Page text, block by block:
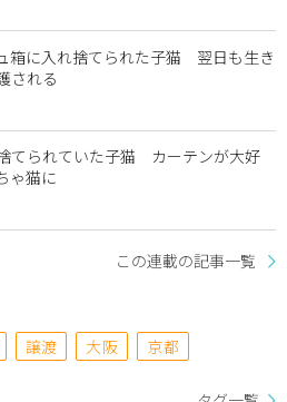
箱に入れ捨てられた子猫 翌日も生き
される
てられていた子猫 カーテンが大好
ゃ猫に
この連載の記事一覧
譲渡 大阪 京都